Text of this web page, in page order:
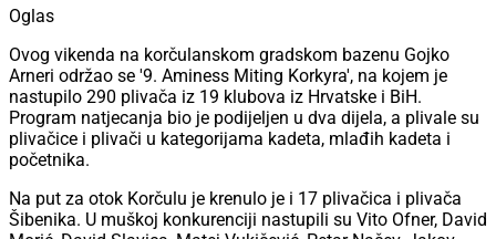
Oglas
Ovog vikenda na korčulanskom gradskom bazenu Gojko
Arneri održao se '9. Aminess Miting Korkyra', na kojem je
nastupilo 290 plivača iz 19 klubova iz Hrvatske i BiH.
Program natjecanja bio je podijeljen u dva dijela, a plivale su
plivačice i plivači u kategorijama kadeta, mlađih kadeta i
početnika.
Na put za otok Korčulu je krenulo je i 17 plivačica i plivača
Šibenika. U muškoj konkurenciji nastupili su Vito Ofner, David